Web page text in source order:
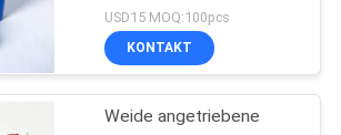
Fechten
USD15 MOQ:100pcs
KONTAKT
Weide angetriebene